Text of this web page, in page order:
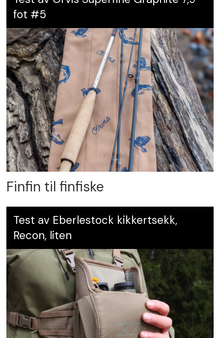
nordskog.browning.no
fot #5
Finfin til finfiske
Test av Eberlestock kikkertsekk,
Recon, liten